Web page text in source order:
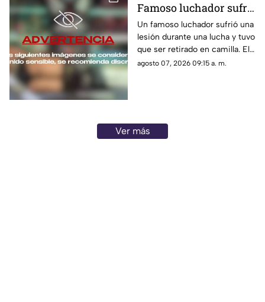
Famoso luchador sufre
TERRIBLE LESIÓN en el
ring; tuvieron que
retirarlo en camilla
Un famoso luchador sufrió una
lesión durante una lucha y tuvo
que ser retirado en camilla. El
momento quedó grabado y
agosto 07, 2026 09:15 a. m.
Ver más